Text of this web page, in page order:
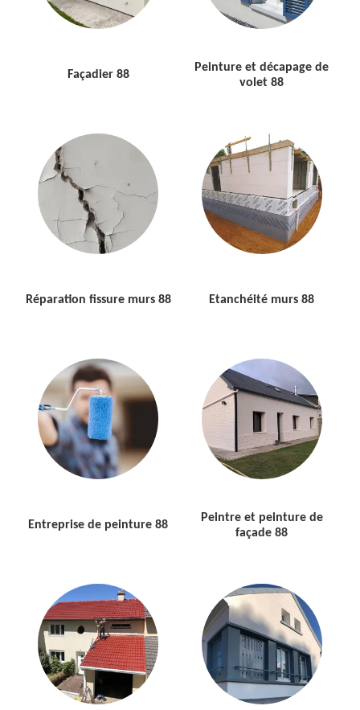
Façadier 88
Peinture et décapage de
volet 88
Réparation fissure murs 88 Etanchéité murs 88
Entreprise de peinture 88
Peintre et peinture de
façade 88